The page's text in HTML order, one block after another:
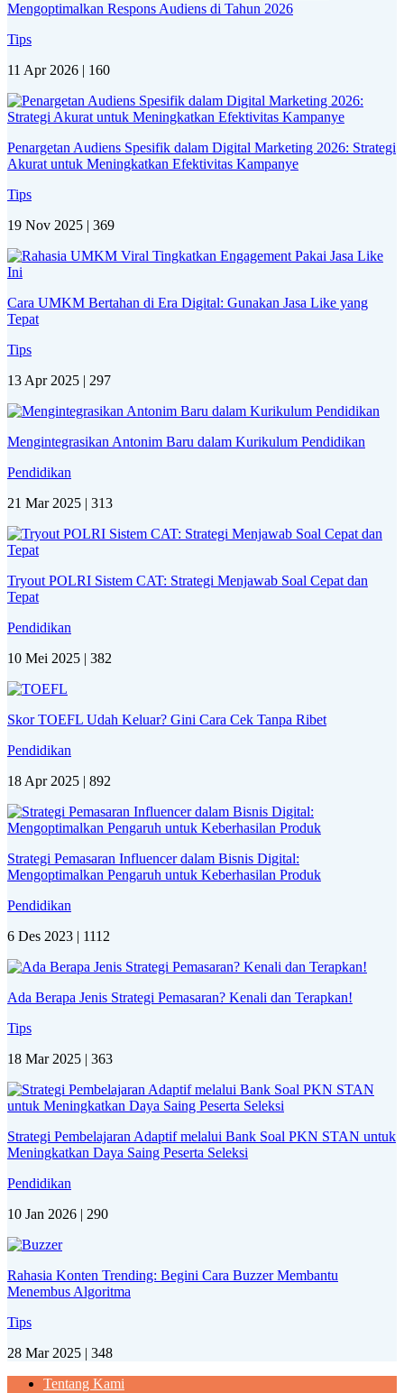
Mengoptimalkan Respons Audiens di Tahun 2026
Tips
11 Apr 2026 | 160
Penargetan Audiens Spesifik dalam Digital Marketing 2026: Strategi
Akurat untuk Meningkatkan Efektivitas Kampanye
Tips
19 Nov 2025 | 369
Cara UMKM Bertahan di Era Digital: Gunakan Jasa Like yang
Tepat
Tips
13 Apr 2025 | 297
Mengintegrasikan Antonim Baru dalam Kurikulum Pendidikan
Pendidikan
21 Mar 2025 | 313
Tryout POLRI Sistem CAT: Strategi Menjawab Soal Cepat dan
Tepat
Pendidikan
10 Mei 2025 | 382
Skor TOEFL Udah Keluar? Gini Cara Cek Tanpa Ribet
Pendidikan
18 Apr 2025 | 892
Strategi Pemasaran Influencer dalam Bisnis Digital:
Mengoptimalkan Pengaruh untuk Keberhasilan Produk
Pendidikan
6 Des 2023 | 1112
Ada Berapa Jenis Strategi Pemasaran? Kenali dan Terapkan!
Tips
18 Mar 2025 | 363
Strategi Pembelajaran Adaptif melalui Bank Soal PKN STAN untuk
Meningkatkan Daya Saing Peserta Seleksi
Pendidikan
10 Jan 2026 | 290
Rahasia Konten Trending: Begini Cara Buzzer Membantu
Menembus Algoritma
Tips
28 Mar 2025 | 348
Tentang Kami